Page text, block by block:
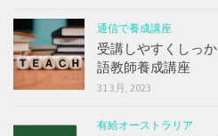
通信で養成講座
受講しやすくしっ
語教師養成講座
31 3月, 2023
有給オーストラリア